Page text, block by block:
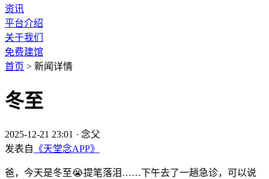
资讯
平台介绍
关于我们
免费建馆
首页 > 新闻详情
冬至
2025-12-21 23:01 · 念父
发表自 《天堂念APP》
爸，今天是冬至😭提笔落泪……下午去了一趟急诊，可以说